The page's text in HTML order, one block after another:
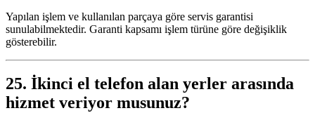
Yapılan işlem ve kullanılan parçaya göre servis garantisi
sunulabilmektedir. Garanti kapsamı işlem türüne göre değişiklik
gösterebilir.
25. İkinci el telefon alan yerler arasında
hizmet veriyor musunuz?